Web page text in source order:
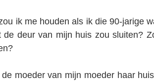
ik me houden als ik die 90-jarige
de deur van mijn huis zou sluiten?
de moeder van mijn moeder haar